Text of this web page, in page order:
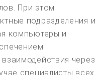
При этом
подразделения и
компьютеры и
через
специалисты всех